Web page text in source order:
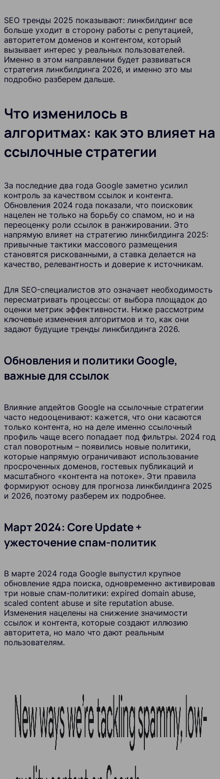
SEO тренды 2025 показывают: линкбилдинг все
больше уходит в сторону работы с репутацией,
авторитетом доменов и контентом, который
вызывает интерес у реальных пользователей.
Именно в этом направлении будет развиваться
стратегия линкбилдинга 2026, и именно это мы
подробно разберем дальше.
Что изменилось в
алгоритмах: как это влияет на
ссылочные стратегии
За последние два года Google заметно усилил
контроль за качеством ссылок и контента.
Обновления 2024 года показали, что поисковик
нацелен не только на борьбу со спамом, но и на
переоценку роли ссылок в ранжировании. Это
напрямую влияет на стратегию линкбилдинга 2025:
привычные тактики массового размещения
становятся рискованными, а ставка делается на
качество, релевантность и доверие к источникам.
Для SEO-специалистов это означает необходимость
пересматривать процессы: от выбора площадок до
оценки метрик эффективности. Ниже рассмотрим
ключевые изменения алгоритмов и то, как они
задают будущие тренды линкбилдинга 2026.
Обновления и политики Google,
важные для ссылок
Влияние апдейтов Google на ссылочные стратегии
часто недооценивают: кажется, что они касаются
только контента, но на деле именно ссылочный
профиль чаще всего попадает под фильтры. 2024 год
стал поворотным – появились новые политики,
которые напрямую ограничивают использование
просроченных доменов, гостевых публикаций и
масштабного «контента на потоке». Эти правила
формируют основу для прогноза линкбилдинга 2025
и 2026, поэтому разберем их подробнее.
Март 2024: Core Update +
ужесточение спам-политик
В марте 2024 года Google выпустил крупное
обновление ядра поиска, одновременно активировав
три новые спам-политики: expired domain abuse,
scaled content abuse и site reputation abuse.
Изменения нацелены на снижение значимости
ссылок и контента, которые создают иллюзию
авторитета, но мало что дают реальным
пользователям.